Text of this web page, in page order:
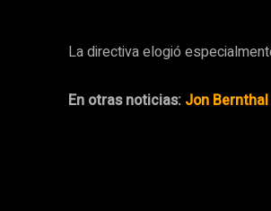
La directiva elogió
En otras noticias: Jon Bernthal